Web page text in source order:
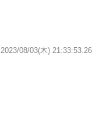
2023/08/03(木) 21:33:53.26